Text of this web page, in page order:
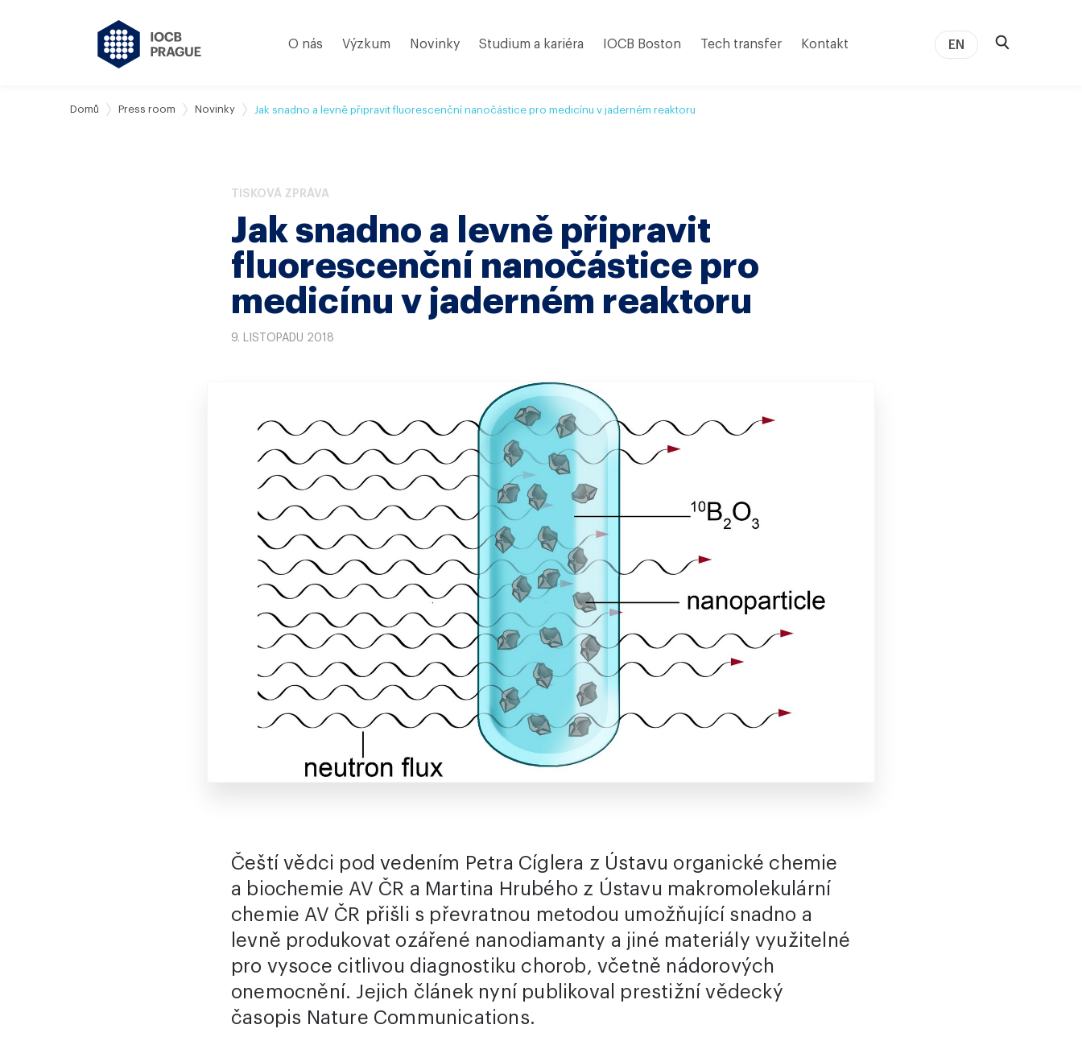
O nás Výzkum Novinky Studium a kariéra IOCB Boston Tech transfer Kontakt EN
Domů Press room Novinky Jak snadno a levně připravit fluorescenční nanočástice pro medicínu v jaderném reaktoru
TISKOVÁ ZPRÁVA
Jak snadno a levně připravit
fluorescenční nanočástice pro
medicínu v jaderném reaktoru
9. LISTOPADU 2018
Čeští vědci pod vedením Petra Cíglera z Ústavu organické chemie
a biochemie AV ČR a Martina Hrubého z Ústavu makromolekulární
chemie AV ČR přišli s převratnou metodou umožňující snadno a
levně produkovat ozářené nanodiamanty a jiné materiály využitelné
pro vysoce citlivou diagnostiku chorob, včetně nádorových
onemocnění. Jejich článek nyní publikoval prestižní vědecký
časopis Nature Communications.